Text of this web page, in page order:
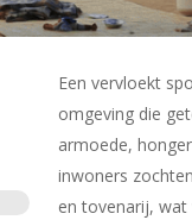
Een vervloekt
omgeving die
armoede,
inwoners
en tovenarij, wat